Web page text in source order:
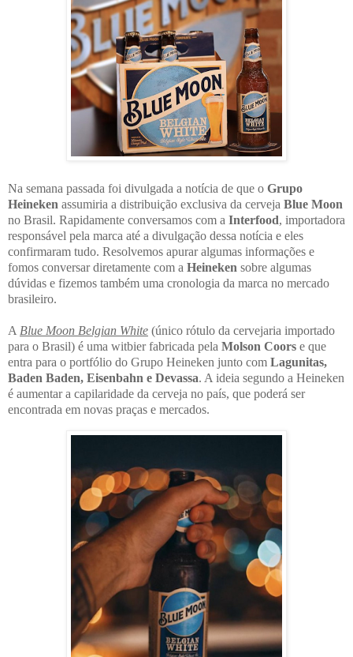
Na semana passada foi divulgada a notícia de que o Grupo
Heineken assumiria a distribuição exclusiva da cerveja Blue Moon
no Brasil. Rapidamente conversamos com a Interfood, importadora
responsável pela marca até a divulgação dessa notícia e eles
confirmaram tudo. Resolvemos apurar algumas informações e
fomos conversar diretamente com a Heineken sobre algumas
dúvidas e fizemos também uma cronologia da marca no mercado
brasileiro.
A Blue Moon Belgian White (único rótulo da cervejaria importado
para o Brasil) é uma witbier fabricada pela Molson Coors e que
entra para o portfólio do Grupo Heineken junto com Lagunitas,
Baden Baden, Eisenbahn e Devassa. A ideia segundo a Heineken
é aumentar a capilaridade da cerveja no país, que poderá ser
encontrada em novas praças e mercados.